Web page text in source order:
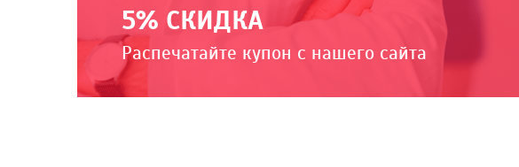
5% СКИДКА
Распечатайте купон с нашего сайта